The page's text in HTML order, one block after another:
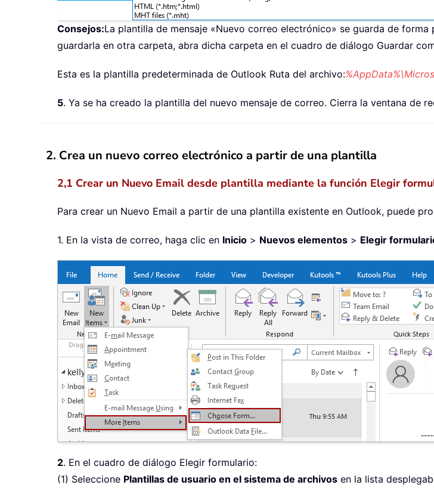
Consejos:La plantilla de mensaje «Nuevo correo electrónico» se guarda de
guardarla en otra carpeta, abra dicha carpeta en el cuadro de diálogo Guardar
Esta es la plantilla predeterminada de Outlook Ruta del archivo:
5. Ya se ha creado la plantilla del nuevo mensaje de correo. Cierra la ventana de
2. Crea un nuevo correo electrónico a partir de una plantilla
2,1 Crear un Nuevo Email desde plantilla mediante la función Elegir
Para crear un Nuevo Email a partir de una plantilla existente en Outlook, puede
1. En la vista de correo, haga clic en Inicio > Nuevos elementos > Elegir
2. En el cuadro de diálogo Elegir formulario:
(1) Seleccione Plantillas de usuario en el sistema de archivos en la lista